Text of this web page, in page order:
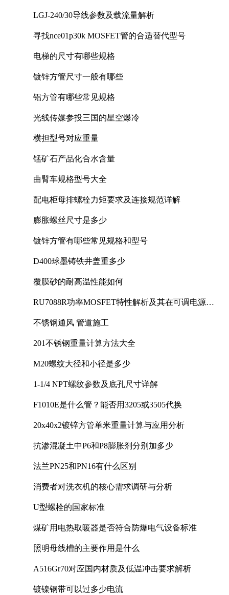
LGJ-240/30导线参数及载流量解析
寻找nce01p30k MOSFET管的合适替代型号
电梯的尺寸有哪些规格
镀锌方管尺寸一般有哪些
铝方管有哪些常见规格
光线传媒参投三国的星空爆冷
横担型号对应重量
锰矿石产品化合水含量
曲臂车规格型号大全
配电柜母排螺栓力矩要求及连接规范详解
膨胀螺丝尺寸是多少
镀锌方管有哪些常见规格和型号
D400球墨铸铁井盖重多少
覆膜砂的耐高温性能如何
RU7088R功率MOSFET特性解析及其在可调电源设
不锈钢通风 管道施工
201不锈钢重量计算方法大全
M20螺纹大径和小径是多少
1-1/4 NPT螺纹参数及底孔尺寸详解
F1010E是什么管？能否用3205或3505代换
20x40x2镀锌方管单米重量计算与应用分析
抗渗混凝土中P6和P8膨胀剂分别加多少
法兰PN25和PN16有什么区别
消费者对洗衣机的核心需求调研与分析
U型螺栓的国家标准
煤矿用电热取暖器是否符合防爆电气设备标准
照明母线槽的主要作用是什么
A516Gr70对应国内材质及低温冲击要求解析
镀镍钢带可以过多少电流